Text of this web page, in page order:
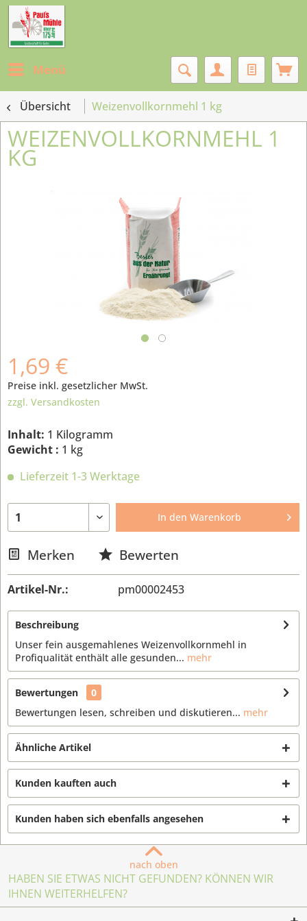
Menü
Übersicht Weizenvollkornmehl 1 kg
WEIZENVOLLKORNMEHL 1
KG
1,69 €
Preise inkl. gesetzlicher MwSt.
zzgl. Versandkosten
Inhalt: 1 Kilogramm
Gewicht : 1 kg
Lieferzeit 1-3 Werktage
In den Warenkorb
Merken Bewerten
Artikel-Nr.: pm00002453
Beschreibung
Unser fein ausgemahlenes Weizenvollkornmehl in
Profiqualität enthält alle gesunden... mehr
Bewertungen
0
Bewertungen lesen, schreiben und diskutieren... mehr
Ähnliche Artikel
Kunden kauften auch
Kunden haben sich ebenfalls angesehen
nach oben
HABEN SIE ETWAS NICHT GEFUNDEN? KÖNNEN WIR
IHNEN WEITERHELFEN?